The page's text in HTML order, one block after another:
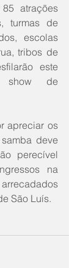
atrações
turmas de
escolas
tribos de
este
de
apreciar os
deve
perecível
na
São Luís.